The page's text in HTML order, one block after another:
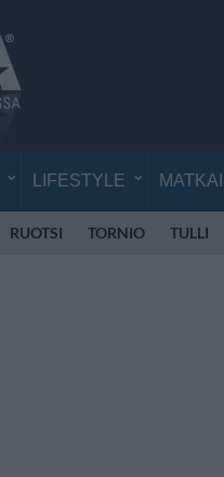
LIFESTYLE
RUOTSI TORNIO TULLI